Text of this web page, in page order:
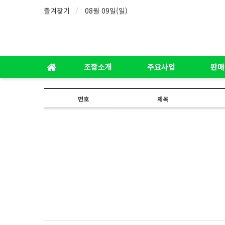
즐겨찾기 08월 09일(일)
조합소개 주요사업 판
번호 제목